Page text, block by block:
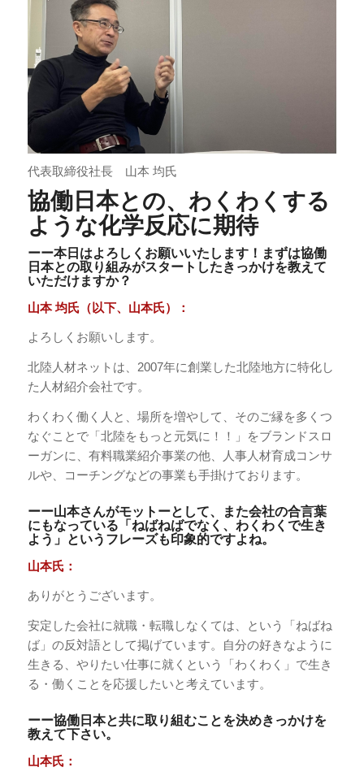
代表取締役社長 山本 均氏
協働日本との、わくわくする
ような化学反応に期待
ーー本日はよろしくお願いいたします！まずは協働
日本との取り組みがスタートしたきっかけを教えて
いただけますか？
山本 均氏（以下、山本氏）：
よろしくお願いします。
北陸人材ネットは、2007年に創業した北陸地方に特化し
た人材紹介会社です。
わくわく働く人と、場所を増やして、そのご縁を多くつ
なぐことで「北陸をもっと元気に！！」をブランドスロ
ーガンに、有料職業紹介事業の他、人事人材育成コンサ
ルや、コーチングなどの事業も手掛けております。
ーー山本さんがモットーとして、また会社の合言葉
にもなっている「ねばねばでなく、わくわくで生き
よう」というフレーズも印象的ですよね。
山本氏：
ありがとうございます。
安定した会社に就職・転職しなくては、という「ねばね
ば」の反対語として掲げています。自分の好きなように
生きる、やりたい仕事に就くという「わくわく」で生き
る・働くことを応援したいと考えています。
ーー協働日本と共に取り組むことを決めきっかけを
教えて下さい。
山本氏：